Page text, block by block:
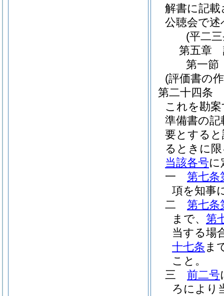
解書に記
公聴会で
(平二
第五章
第一節
(評価書の
第二十四条
これを勘
準備書の
要とする
るときに
当該各号に
一
第七条
項を知事
二
第七条
まで、 第
当する場
十七条 ま
こと。
三
前二号
ろにより